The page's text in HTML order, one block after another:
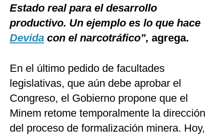
Estado real para el desarrollo
productivo. Un ejemplo es lo que hace
Devida con el narcotráfico”, agrega.
En el último pedido de facultades
legislativas, que aún debe aprobar el
Congreso, el Gobierno propone que el
Minem retome temporalmente la dirección
del proceso de formalización minera. Hoy,